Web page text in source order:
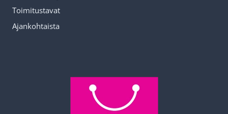
Toimitustavat
Ajankohtaista